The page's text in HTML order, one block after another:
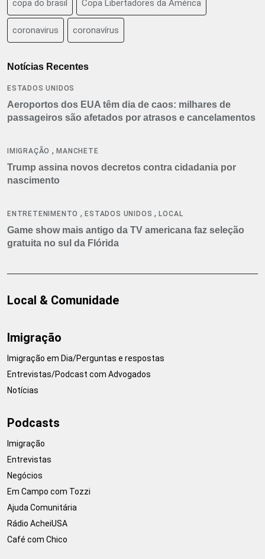
copa do brasil Copa Libertadores da América
coronavirus coronavírus
Notícias Recentes
ESTADOS UNIDOS
Aeroportos dos EUA têm dia de caos: milhares de
passageiros são afetados por atrasos e cancelamentos
IMIGRAÇÃO ,MANCHETE
Trump assina novos decretos contra cidadania por
nascimento
ENTRETENIMENTO ,ESTADOS UNIDOS ,LOCAL
Game show mais antigo da TV americana faz seleção
gratuita no sul da Flórida
Local & Comunidade
Imigração
Imigração em Dia/Perguntas e respostas
Entrevistas/Podcast com Advogados
Notícias
Podcasts
Imigração
Entrevistas
Negócios
Em Campo com Tozzi
Ajuda Comunitária
Rádio AcheiUSA
Café com Chico